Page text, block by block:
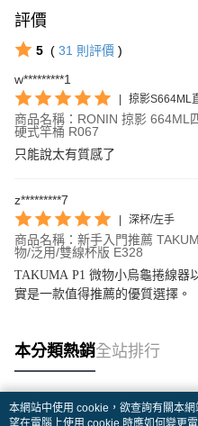
評價
5 ( 31 則評價 )
w*********1
| 掠影S664ML
商品名稱：RONIN 掠影 664ML
硬式竿桶 R067
只能說太有質感了
z*********7
| 深杯/左手
商品名稱：新手入門推薦
物/泛用/雙線杯版 E328
TAKUMA P1 微物小烏龜捲線器
實是一款值得推薦的優質選擇。
本分類熱銷全站排行
熱門標籤
本網站中使用 cookie，欲查詢有關本
望在電腦上使用 cookie 時應如何變更